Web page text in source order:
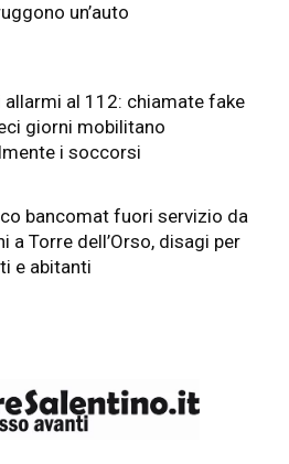
un’auto
allarmi al 112: chiamate fake
giorni mobilitano
i soccorsi
bancomat fuori servizio da
a Torre dell’Orso, disagi per
e abitanti